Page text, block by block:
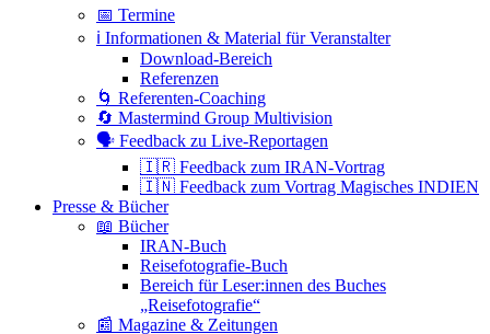
📅 Termine
ℹ️ Informationen & Material für Veranstalter
Download-Bereich
Referenzen
🌀 Referenten-Coaching
🔄 Mastermind Group Multivision
🗣 Feedback zu Live-Reportagen
🇮🇷 Feedback zum IRAN-Vortrag
🇮🇳 Feedback zum Vortrag Magisches INDIEN
Presse & Bücher
📖 Bücher
IRAN-Buch
Reisefotografie-Buch
Bereich für Leser:innen des Buches
„Reisefotografie“
📰 Magazine & Zeitungen